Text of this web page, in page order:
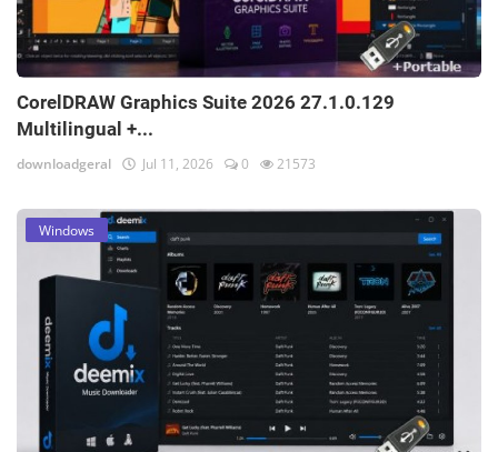
CorelDRAW Graphics Suite 2026 27.1.0.129
Multilingual +...
downloadgeral Jul 11, 2026 0 21573
Windows